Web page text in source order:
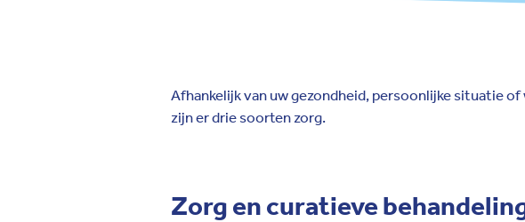
Afhankelijk van uw gezondheid, persoonlijke situatie
zijn er drie soorten zorg.
Zorg en curatieve